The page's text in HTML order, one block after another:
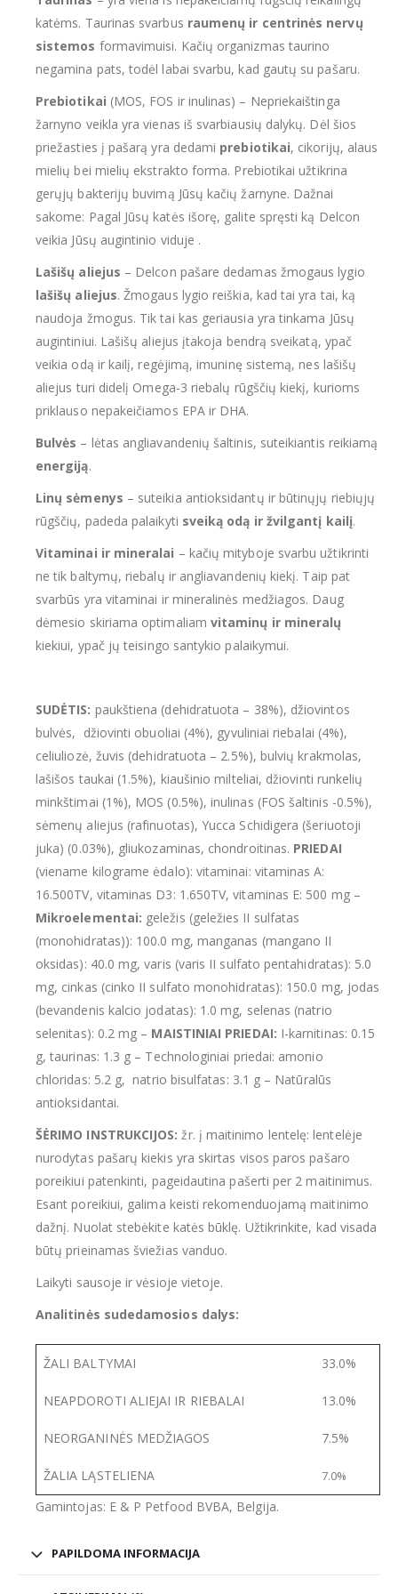
katėms. Taurinas svarbus raumenų ir centrinės nervų
sistemos formavimuisi. Kačių organizmas taurino
negamina pats, todėl labai svarbu, kad gautų su pašaru.
Prebiotikai (MOS, FOS ir inulinas) – Nepriekaištinga
žarnyno veikla yra vienas iš svarbiausių dalykų. Dėl šios
priežasties į pašarą yra dedami prebiotikai, cikorijų, alaus
mielių bei mielių ekstrakto forma. Prebiotikai užtikrina
gerųjų bakterijų buvimą Jūsų kačių žarnyne. Dažnai
sakome: Pagal Jūsų katės išorę, galite spręsti ką Delcon
veikia Jūsų augintinio viduje .
Lašišų aliejus – Delcon pašare dedamas žmogaus lygio
lašišų aliejus. Žmogaus lygio reiškia, kad tai yra tai, ką
naudoja žmogus. Tik tai kas geriausia yra tinkama Jūsų
augintiniui. Lašišų aliejus įtakoja bendrą sveikatą, ypač
veikia odą ir kailį, regėjimą, imuninę sistemą, nes lašišų
aliejus turi didelį Omega-3 riebalų rūgščių kiekį, kurioms
priklauso nepakeičiamos EPA ir DHA.
Bulvės – lėtas angliavandenių šaltinis, suteikiantis reikiamą
energiją.
Linų sėmenys – suteikia antioksidantų ir būtinųjų riebiųjų
rūgščių, padeda palaikyti sveiką odą ir žvilgantį kailį.
Vitaminai ir mineralai – kačių mityboje svarbu užtikrinti
ne tik baltymų, riebalų ir angliavandenių kiekį. Taip pat
svarbūs yra vitaminai ir mineralinės medžiagos. Daug
dėmesio skiriama optimaliam vitaminų ir mineralų
kiekiui, ypač jų teisingo santykio palaikymui.
SUDĖTIS: paukštiena (dehidratuota – 38%), džiovintos
bulvės, džiovinti obuoliai (4%), gyvuliniai riebalai (4%),
celiuliozė, žuvis (dehidratuota – 2.5%), bulvių krakmolas,
lašišos taukai (1.5%), kiaušinio milteliai, džiovinti runkelių
minkštimai (1%), MOS (0.5%), inulinas (FOS šaltinis -0.5%),
sėmenų aliejus (rafinuotas), Yucca Schidigera (šeriuotoji
juka) (0.03%), gliukozaminas, chondroitinas. PRIEDAI
(viename kilograme ėdalo): vitaminai: vitaminas A:
16.500TV, vitaminas D3: 1.650TV, vitaminas E: 500 mg –
Mikroelementai: geležis (geležies II sulfatas
(monohidratas)): 100.0 mg, manganas (mangano II
oksidas): 40.0 mg, varis (varis II sulfato pentahidratas): 5.0
mg, cinkas (cinko II sulfato monohidratas): 150.0 mg, jodas
(bevandenis kalcio jodatas): 1.0 mg, selenas (natrio
selenitas): 0.2 mg – MAISTINIAI PRIEDAI: I-karnitinas: 0.15
g, taurinas: 1.3 g – Technologiniai priedai: amonio
chloridas: 5.2 g, natrio bisulfatas: 3.1 g – Natūralūs
antioksidantai.
ŠĖRIMO INSTRUKCIJOS: žr. į maitinimo lentelę: lentelėje
nurodytas pašarų kiekis yra skirtas visos paros pašaro
poreikiui patenkinti, pageidautina pašerti per 2 maitinimus.
Esant poreikiui, galima keisti rekomenduojamą maitinimo
dažnį. Nuolat stebėkite katės būklę. Užtikrinkite, kad visada
būtų prieinamas šviežias vanduo.
Laikyti sausoje ir vėsioje vietoje.
Analitinės sudedamosios dalys:
ŽALI BALTYMAI 33.0%
NEAPDOROTI ALIEJAI IR RIEBALAI 13.0%
NEORGANINĖS MEDŽIAGOS 7.5%
ŽALIA LĄSTELIENA 7.0%
Gamintojas: E & P Petfood BVBA, Belgija.
PAPILDOMA INFORMACIJA